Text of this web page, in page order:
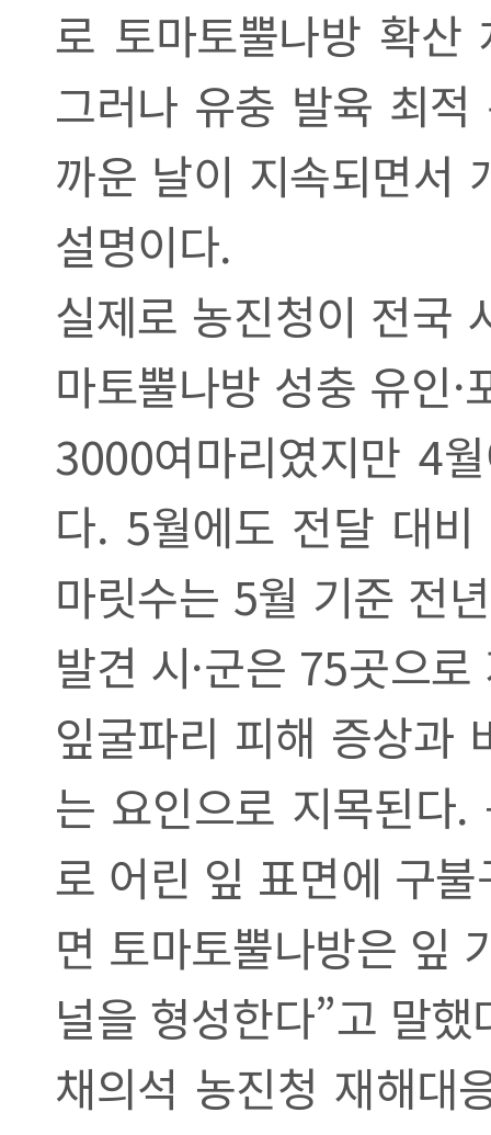
로 토마토뿔나방 확산
그러나 유충 발육 최
까운 날이 지속되면서
설명이다.
실제로 농진청이 전국
마토뿔나방 성충 유인
3000여마리였지만 4
다. 5월에도 전달 대
마릿수는 5월 기준 전
발견 시·군은 75곳으
잎굴파리 피해 증상과
는 요인으로 지목된다
로 어린 잎 표면에 구
면 토마토뿔나방은 잎
널을 형성한다”고 말했
채의석 농진청 재해대